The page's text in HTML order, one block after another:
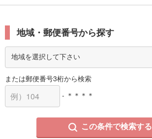
地域・郵便番号から探す
または郵便番号3桁から検索
- ＊＊＊＊
この条件で検索する